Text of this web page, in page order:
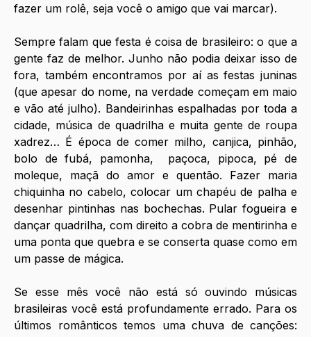
fazer um rolê, seja você o amigo que vai marcar).
Sempre falam que festa é coisa de brasileiro: o que a
gente faz de melhor. Junho não podia deixar isso de
fora, também encontramos por aí as festas juninas
(que apesar do nome, na verdade começam em maio
e vão até julho). Bandeirinhas espalhadas por toda a
cidade, música de quadrilha e muita gente de roupa
xadrez… É época de comer milho, canjica, pinhão,
bolo de fubá, pamonha,  paçoca, pipoca, pé de
moleque, maçã do amor e quentão. Fazer maria
chiquinha no cabelo, colocar um chapéu de palha e
desenhar pintinhas nas bochechas. Pular fogueira e
dançar quadrilha, com direito a cobra de mentirinha e
uma ponta que quebra e se conserta quase como em
um passe de mágica.
Se esse mês você não está só ouvindo músicas
brasileiras você está profundamente errado. Para os
últimos românticos temos uma chuva de canções: